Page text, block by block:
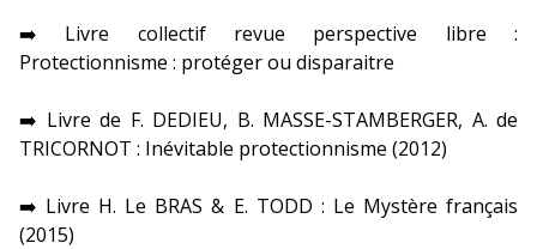
➡️ Livre collectif revue perspective libre :
Protectionnisme : protéger ou disparaitre
➡️ Livre de F. DEDIEU, B. MASSE-STAMBERGER, A. de
TRICORNOT : Inévitable protectionnisme (2012)
➡️ Livre H. Le BRAS & E. TODD : Le Mystère français
(2015)